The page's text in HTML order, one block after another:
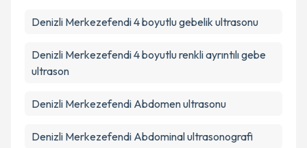
Denizli Merkezefendi 4 boyutlu gebelik ultrasonu
Denizli Merkezefendi 4 boyutlu renkli ayrıntılı gebe
ultrason
Denizli Merkezefendi Abdomen ultrasonu
Denizli Merkezefendi Abdominal ultrasonografi